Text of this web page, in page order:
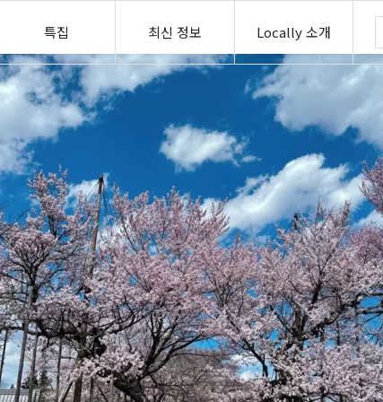
특집 최신 정보 Locally 소개